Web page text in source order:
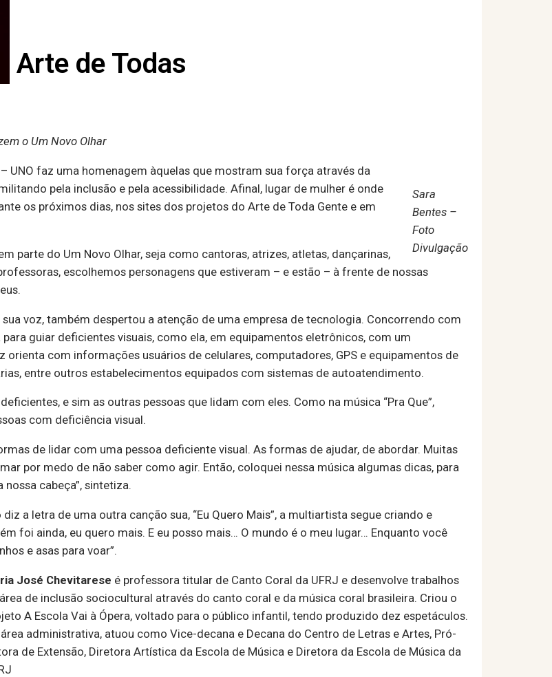
Arte de Todas
o Um Novo Olhar
Sara
Bentes –
Foto
Divulgação
UNO faz uma homenagem àquelas que mostram sua força através da
pela inclusão e pela acessibilidade. Afinal, lugar de mulher é onde
os próximos dias, nos sites dos projetos do Arte de Toda Gente e em
parte do Um Novo Olhar, seja como cantoras, atrizes, atletas, dançarinas,
escolhemos personagens que estiveram – e estão – à frente de nossas
voz, também despertou a atenção de uma empresa de tecnologia. Concorrendo com
guiar deficientes visuais, como ela, em equipamentos eletrônicos, com um
com informações usuários de celulares, computadores, GPS e equipamentos de
entre outros estabelecimentos equipados com sistemas de autoatendimento.
e sim as outras pessoas que lidam com eles. Como na música “Pra Que”,
com deficiência visual.
de lidar com uma pessoa deficiente visual. As formas de ajudar, de abordar. Muitas
por medo de não saber como agir. Então, coloquei nessa música algumas dicas, para
cabeça”, sintetiza.
a letra de uma outra canção sua, “Eu Quero Mais”, a multiartista segue criando e
foi ainda, eu quero mais. E eu posso mais… O mundo é o meu lugar… Enquanto você
e asas para voar”.
José Chevitarese é professora titular de Canto Coral da UFRJ e desenvolve trabalhos
de inclusão sociocultural através do canto coral e da música coral brasileira. Criou o
A Escola Vai à Ópera, voltado para o público infantil, tendo produzido dez espetáculos.
área administrativa, atuou como Vice-decana e Decana do Centro de Letras e Artes, Pró-
de Extensão, Diretora Artística da Escola de Música e Diretora da Escola de Música da